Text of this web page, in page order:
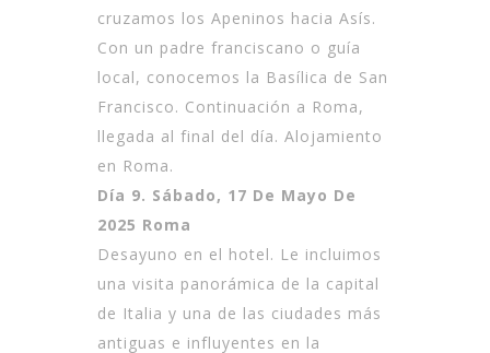
cruzamos los Apeninos hacia Asís.
Con un padre franciscano o guía
local, conocemos la Basílica de San
Francisco. Continuación a Roma,
llegada al final del día. Alojamiento
en Roma.
Día 9. Sábado, 17 De Mayo De
2025 Roma
Desayuno en el hotel. Le incluimos
una visita panorámica de la capital
de Italia y una de las ciudades más
antiguas e influyentes en la